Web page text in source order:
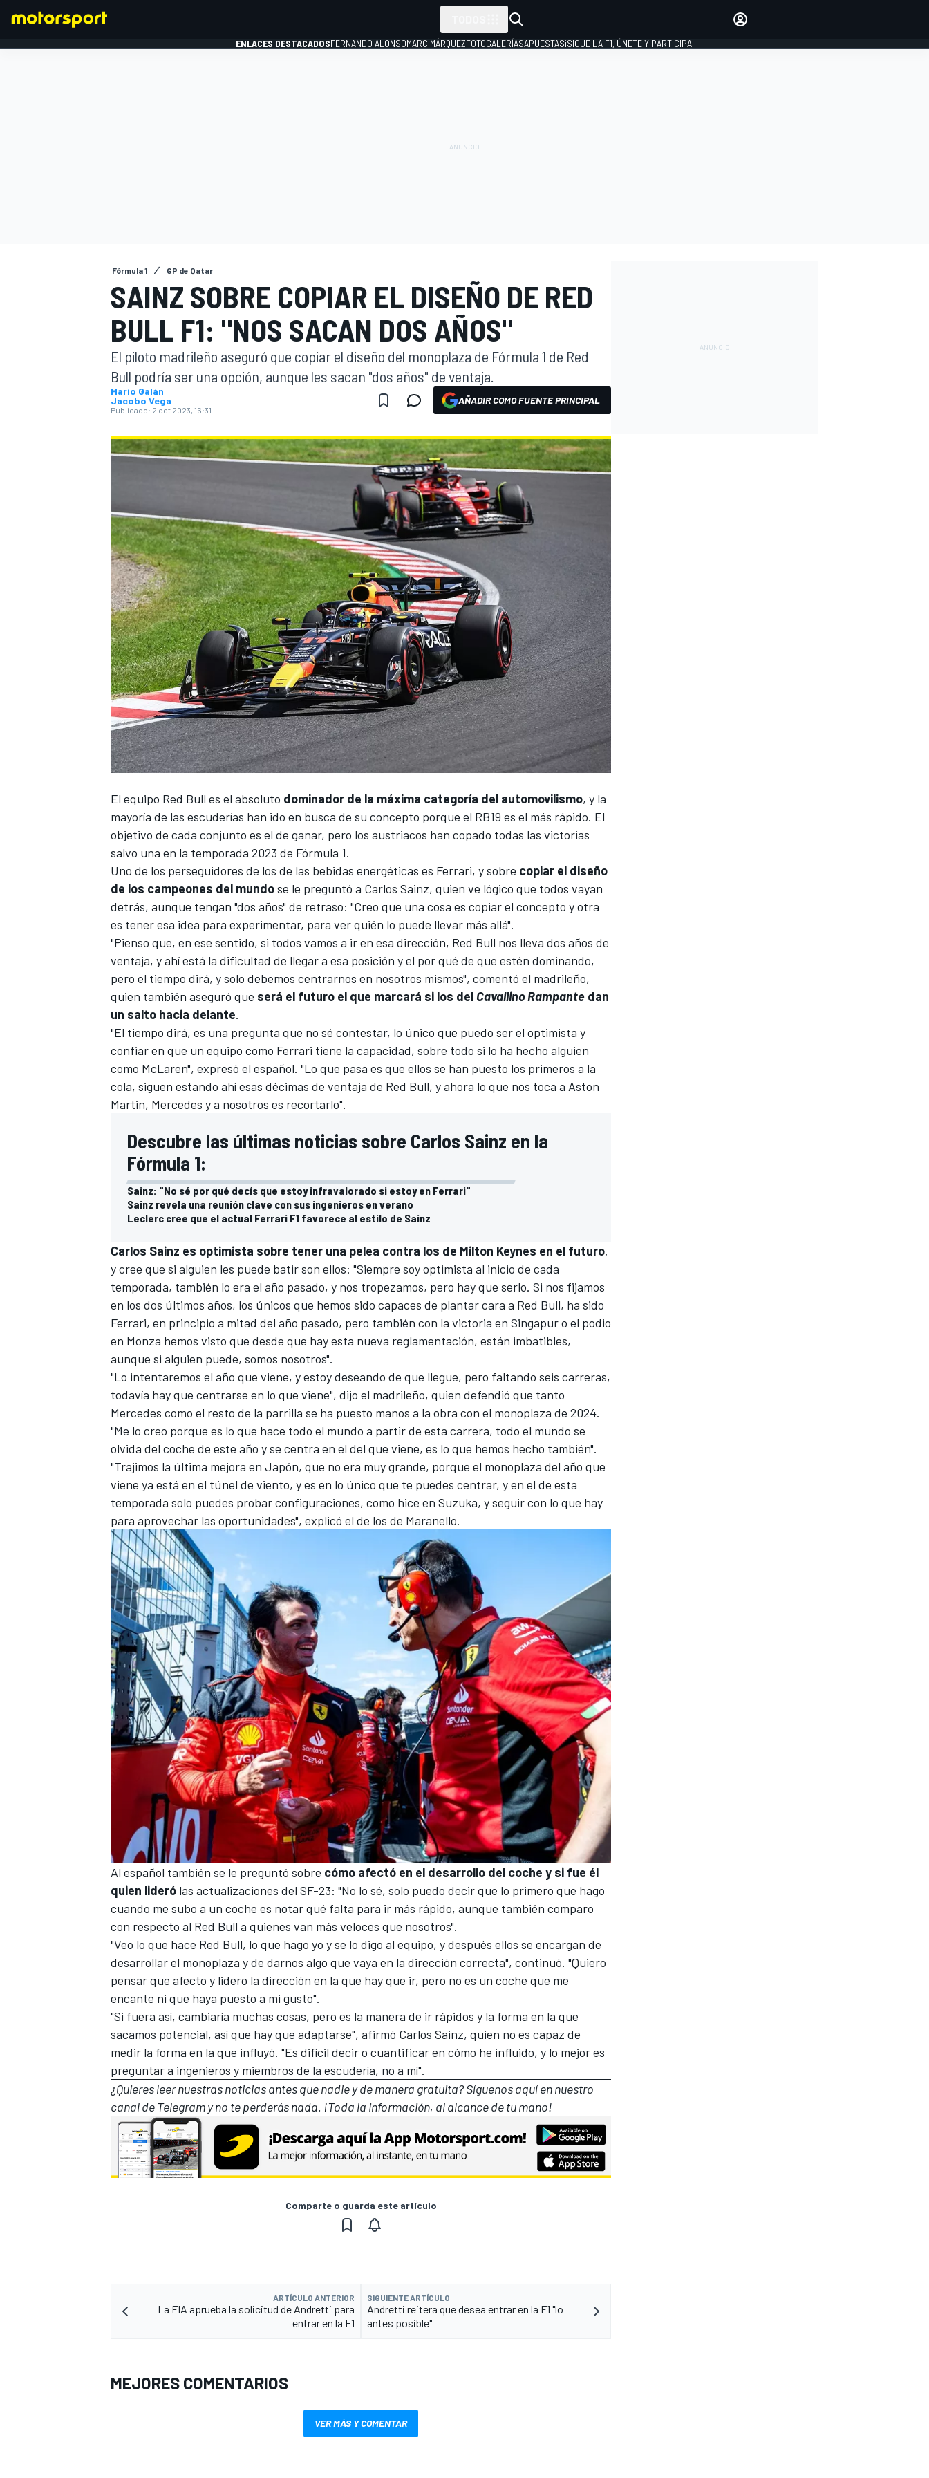
WEC FÓRMULA E
MÁS CATEGORÍAS
ENLACES DESTACADOSFERNANDO ALONSOMARC MÁRQUEZFOTOGALERÍASAPUESTAS¡SIGUE LA F1, ÚNETE Y PARTICIPA!
Fórmula 1 GP de Qatar
SAINZ SOBRE COPIAR EL DISEÑO DE RED
BULL F1: "NOS SACAN DOS AÑOS"
El piloto madrileño aseguró que copiar el diseño del monoplaza de Fórmula 1 de Red
Bull podría ser una opción, aunque les sacan "dos años" de ventaja.
Mario Galán
Jacobo Vega
Publicado: 2 oct 2023, 16:31
AÑADIR COMO FUENTE PRINCIPAL
El equipo Red Bull es el absoluto dominador de la máxima categoría del automovilismo, y la
mayoría de las escuderías han ido en busca de su concepto porque el RB19 es el más rápido. El
objetivo de cada conjunto es el de ganar, pero los austriacos han copado todas las victorias
salvo una en la temporada 2023 de Fórmula 1.
Uno de los perseguidores de los de las bebidas energéticas es Ferrari, y sobre copiar el diseño
de los campeones del mundose le preguntó a Carlos Sainz, quien ve lógico que todos vayan
detrás, aunque tengan "dos años" de retraso: "Creo que una cosa es copiar el concepto y otra
es tener esa idea para experimentar, para ver quién lo puede llevar más allá".
"Pienso que, en ese sentido, si todos vamos a ir en esa dirección, Red Bull nos lleva dos años de
ventaja, y ahí está la dificultad de llegar a esa posición y el por qué de que estén dominando,
pero el tiempo dirá, y solo debemos centrarnos en nosotros mismos", comentó el madrileño,
quien también aseguró que será el futuro el que marcará si los del Cavallino Rampante dan
un salto hacia delante.
"El tiempo dirá, es una pregunta que no sé contestar, lo único que puedo ser el optimista y
confiar en que un equipo como Ferrari tiene la capacidad, sobre todo si lo ha hecho alguien
como McLaren", expresó el español. "Lo que pasa es que ellos se han puesto los primeros a la
cola, siguen estando ahí esas décimas de ventaja de Red Bull, y ahora lo que nos toca a Aston
Martin, Mercedes y a nosotros es recortarlo".
Descubre las últimas noticias sobre Carlos Sainz en la
Fórmula 1:
Sainz: "No sé por qué decís que estoy infravalorado si estoy en Ferrari"
Sainz revela una reunión clave con sus ingenieros en verano
Leclerc cree que el actual Ferrari F1 favorece al estilo de Sainz
Carlos Sainz es optimista sobre tener una pelea contra los de Milton Keynes en el futuro,
y cree que si alguien les puede batir son ellos: "Siempre soy optimista al inicio de cada
temporada, también lo era el año pasado, y nos tropezamos, pero hay que serlo. Si nos fijamos
en los dos últimos años, los únicos que hemos sido capaces de plantar cara a Red Bull, ha sido
Ferrari, en principio a mitad del año pasado, pero también con la victoria en Singapur o el podio
en Monza hemos visto que desde que hay esta nueva reglamentación, están imbatibles,
aunque si alguien puede, somos nosotros".
"Lo intentaremos el año que viene, y estoy deseando de que llegue, pero faltando seis carreras,
todavía hay que centrarse en lo que viene", dijo el madrileño, quien defendió que tanto
Mercedes como el resto de la parrilla se ha puesto manos a la obra con el monoplaza de 2024.
"Me lo creo porque es lo que hace todo el mundo a partir de esta carrera, todo el mundo se
olvida del coche de este año y se centra en el del que viene, es lo que hemos hecho también".
"Trajimos la última mejora en Japón, que no era muy grande, porque el monoplaza del año que
viene ya está en el túnel de viento, y es en lo único que te puedes centrar, y en el de esta
temporada solo puedes probar configuraciones, como hice en Suzuka, y seguir con lo que hay
para aprovechar las oportunidades", explicó el de los de Maranello.
Al español también se le preguntó sobre cómo afectó en el desarrollo del coche y si fue él
quien lideró las actualizaciones del SF-23: "No lo sé, solo puedo decir que lo primero que hago
cuando me subo a un coche es notar qué falta para ir más rápido, aunque también comparo
con respecto al Red Bull a quienes van más veloces que nosotros".
"Veo lo que hace Red Bull, lo que hago yo y se lo digo al equipo, y después ellos se encargan de
desarrollar el monoplaza y de darnos algo que vaya en la dirección correcta", continuó. "Quiero
pensar que afecto y lidero la dirección en la que hay que ir, pero no es un coche que me
encante ni que haya puesto a mi gusto".
"Si fuera así, cambiaría muchas cosas, pero es la manera de ir rápidos y la forma en la que
sacamos potencial, así que hay que adaptarse", afirmó Carlos Sainz, quien no es capaz de
medir la forma en la que influyó. "Es difícil decir o cuantificar en cómo he influido, y lo mejor es
preguntar a ingenieros y miembros de la escudería, no a mí".
¿Quieres leer nuestras noticias antes que nadie y de manera gratuita? Síguenosaquí en nuestro
canal de Telegramy no te perderás nada. ¡Toda la información, al alcance de tu mano!
Comparte o guarda este artículo
ARTÍCULO ANTERIOR
La FIA aprueba la solicitud de Andretti para
entrar en la F1
SIGUIENTE ARTÍCULO
Andretti reitera que desea entrar en la F1 "lo
antes posible"
MEJORES COMENTARIOS
VER MÁS Y COMENTAR